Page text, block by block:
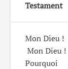
Testament
Mon Dieu !
Mon Dieu !
Pourquoi